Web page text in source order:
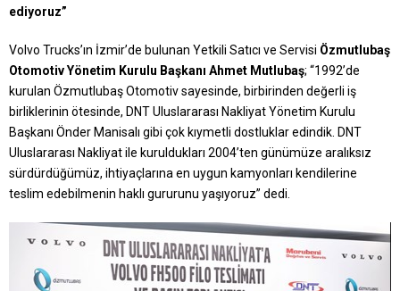
ediyoruz”
Volvo Trucks’ın İzmir’de bulunan Yetkili Satıcı ve Servisi Özmutlubaş
Otomotiv Yönetim Kurulu Başkanı Ahmet Mutlubaş; “1992’de
kurulan Özmutlubaş Otomotiv sayesinde, birbirinden değerli iş
birliklerinin ötesinde, DNT Uluslararası Nakliyat Yönetim Kurulu
Başkanı Önder Manisalı gibi çok kıymetli dostluklar edindik. DNT
Uluslararası Nakliyat ile kuruldukları 2004’ten günümüze aralıksız
sürdürdüğümüz, ihtiyaçlarına en uygun kamyonları kendilerine
teslim edebilmenin haklı gururunu yaşıyoruz” dedi.